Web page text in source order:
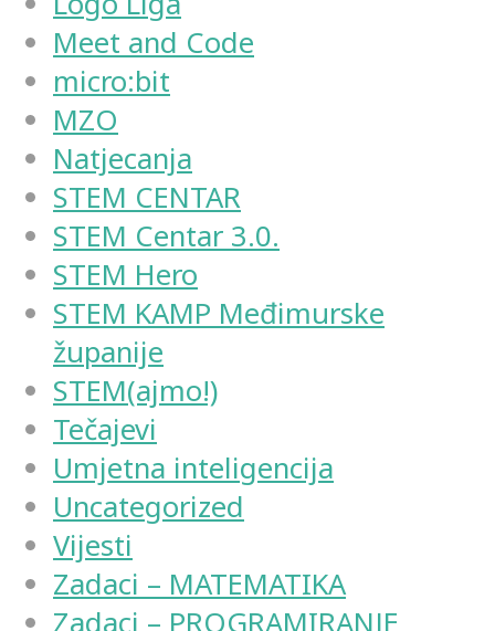
Meet and Code
micro:bit
MZO
Natjecanja
STEM CENTAR
STEM Centar 3.0.
STEM Hero
STEM KAMP Međimurske
županije
STEM(ajmo!)
Tečajevi
Umjetna inteligencija
Uncategorized
Vijesti
Zadaci – MATEMATIKA
Zadaci – PROGRAMIRANJE